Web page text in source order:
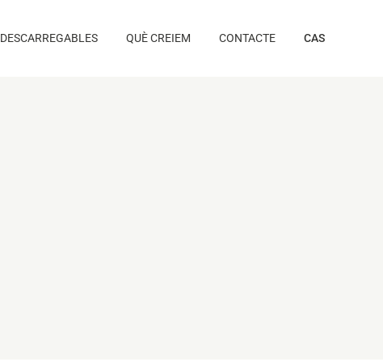
DESCARREGABLES QUÈ CREIEM CONTACTE CAS